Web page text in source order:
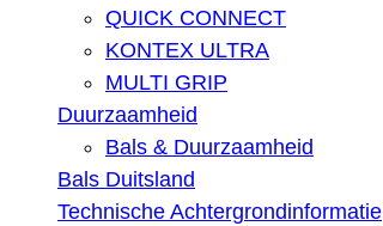
QUICK CONNECT
KONTEX ULTRA
MULTI GRIP
Duurzaamheid
Bals & Duurzaamheid
Bals Duitsland
Technische Achtergrondinformatie